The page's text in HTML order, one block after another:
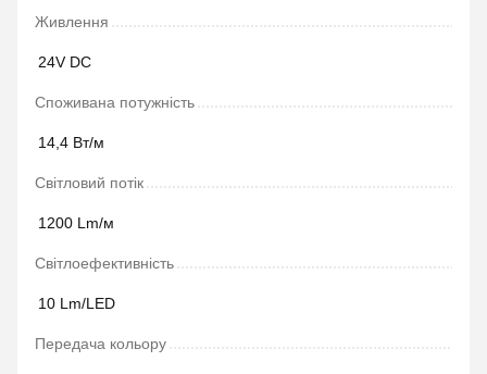
Живлення
24V DC
Споживана потужність
14,4 Вт/м
Світловий потік
1200 Lm/м
Світлоефективність
10 Lm/LED
Передача кольору